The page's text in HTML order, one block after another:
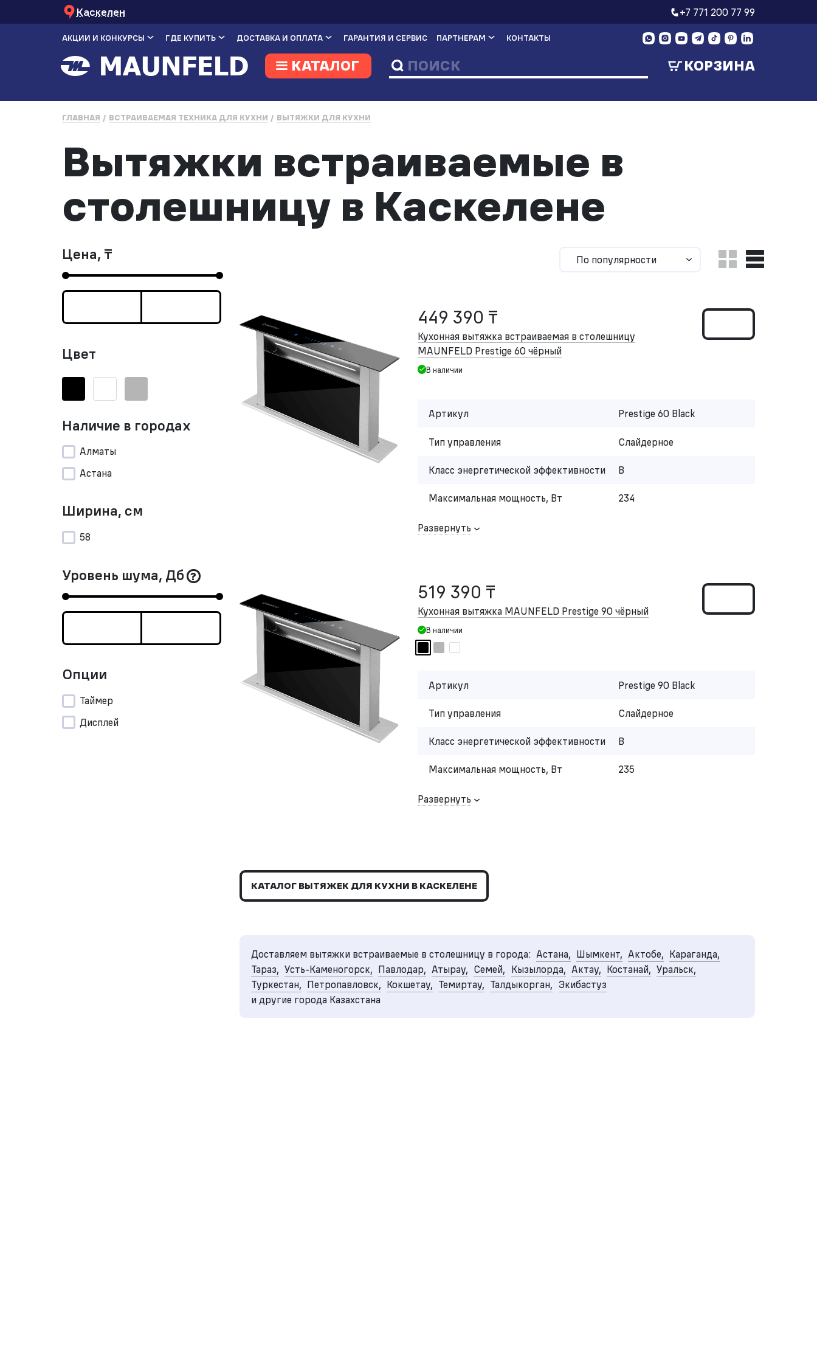
Каскелен +7 771 200 77 99
АКЦИИ И КОНКУРСЫ ГДЕ КУПИТЬ ДОСТАВКА И ОПЛАТА ГАРАНТИЯ И СЕРВИС ПАРТНЕРАМ КОНТАКТЫ
КАТАЛОГ КОРЗИНА
ГЛАВНАЯ ВСТРАИВАЕМАЯ ТЕХНИКА ДЛЯ КУХНИ ВЫТЯЖКИ ДЛЯ КУХНИ
Вытяжки встраиваемые в
столешницу в Каскелене
Цена, ₸
Цвет
Наличие в городах
Алматы
Астана
Ширина, см
58
Уровень шума, Дб
Опции
Таймер
Дисплей
По популярности
449 390 ₸
Кухонная вытяжка встраиваемая в столешницу
MAUNFELD Prestige 60 чёрный
В наличии
Артикул Prestige 60 Black
Тип управления Слайдерное
Класс энергетической эффективности B
Максимальная мощность, Вт 234
Развернуть
519 390 ₸
Кухонная вытяжка MAUNFELD Prestige 90 чёрный
В наличии
Артикул Prestige 90 Black
Тип управления Слайдерное
Класс энергетической эффективности B
Максимальная мощность, Вт 235
Развернуть
КАТАЛОГ ВЫТЯЖЕК ДЛЯ КУХНИ В КАСКЕЛЕНЕ
Доставляем вытяжки встраиваемые в столешницу в города: Астана, Шымкент, Актобе, Караганда,
Тараз, Усть-Каменогорск, Павлодар, Атырау, Семей, Кызылорда, Актау, Костанай, Уральск,
Туркестан, Петропавловск, Кокшетау, Темиртау, Талдыкорган, Экибастуз
и другие города Казахстана